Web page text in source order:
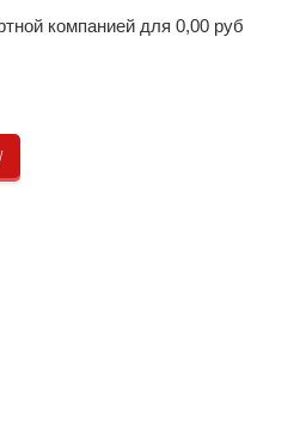
компанией для 0,00 руб